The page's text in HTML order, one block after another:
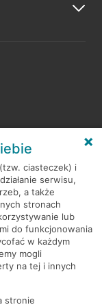
o wizycie.
ciasteczek) i
serwisu,
a także
stronach
lub
do funkcjonowania
w każdym
mogli
na tej i innych
stronie